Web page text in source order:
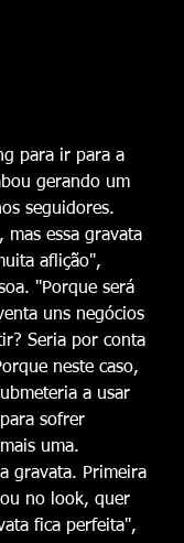
para ir para a
gerando um
seguidores.
mas essa gravata
aflição",
"Porque será
uns negócios
Seria por conta
neste caso,
a usar
sofrer
uma.
gravata. Primeira
no look, quer
fica perfeita",